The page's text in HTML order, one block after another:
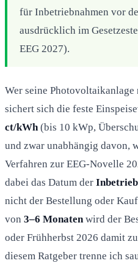
für Inbetriebnahmen vor
ausdrücklich im
EEG 2027).
Wer seine Photovoltaikanlage
sichert sich die feste
ct/kWh (bis 10 kWp,
und zwar unabhängig davon,
Verfahren zur EEG-Novelle
dabei das Datum der
nicht der Bestellung oder
von 3–6 Monaten wird der
oder Frühherbst 2026 damit
diesem Ratgeber trenne ich